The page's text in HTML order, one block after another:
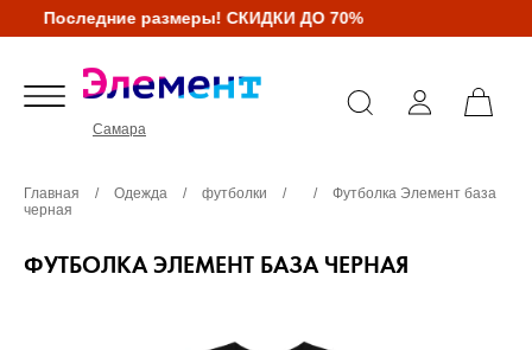
Последние размеры! СКИДКИ ДО 70%
Самара
Главная / Одежда / футболки / /
Футболка Элемент база
черная
ФУТБОЛКА ЭЛЕМЕНТ БАЗА ЧЕРНАЯ